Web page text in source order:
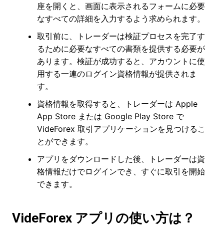
座を開くと、画面に表示されるフォームに必要
なすべての詳細を入力するよう求められます。
取引前に、トレーダーは検証プロセスを完了す
るために必要なすべての書類を提供する必要が
あります。検証が成功すると、アカウントに使
用する一連のログイン資格情報が提供されま
す。
資格情報を取得すると、トレーダーは Apple
App Store または Google Play Store で
VideForex 取引アプリケーションを見つけるこ
とができます。
アプリをダウンロードした後、トレーダーは資
格情報だけでログインでき、すぐに取引を開始
できます。
VideForex アプリの使い方は？